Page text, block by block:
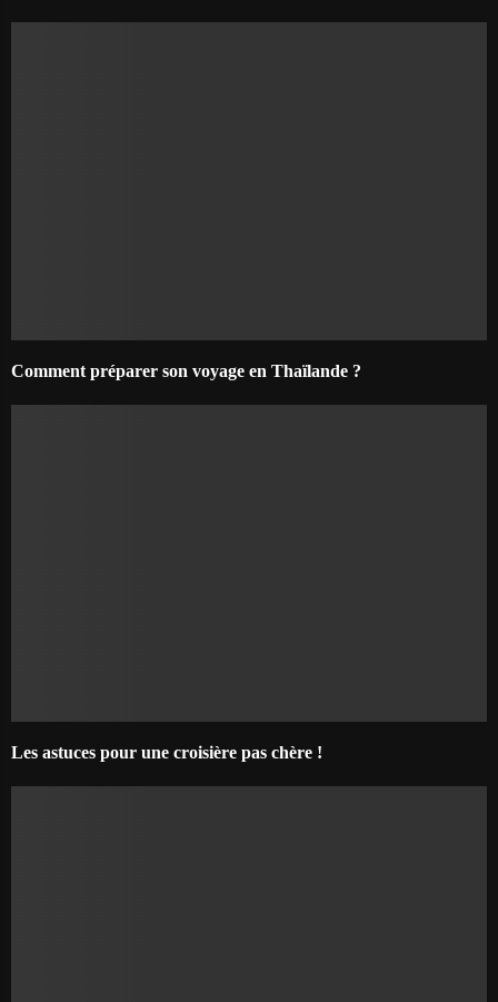
Comment préparer son voyage en Thaïlande ?
Les astuces pour une croisière pas chère !